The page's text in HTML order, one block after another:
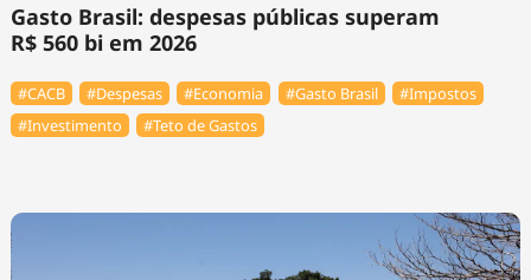
Gasto Brasil: despesas públicas superam
R$ 560 bi em 2026
#⁠CACB #Despesas #Economia #Gasto Brasil
#Impostos
#Investimento
#Teto de Gastos